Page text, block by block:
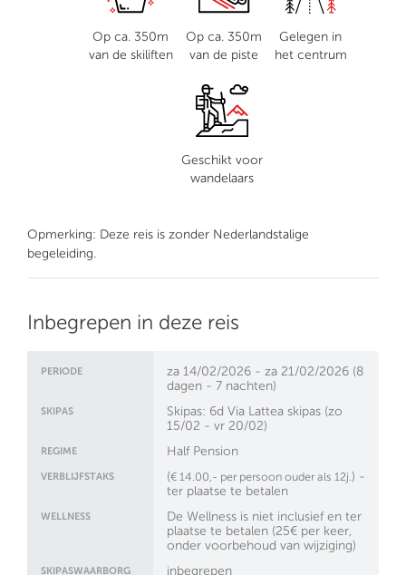
Op ca. 350m
van de skiliften
Op ca. 350m
van de piste
Gelegen in
het centrum
Geschikt voor
wandelaars
Opmerking: Deze reis is zonder Nederlandstalige
begeleiding.
Inbegrepen in deze reis
PERIODE
za 14/02/2026 - za 21/02/2026 (8
dagen - 7 nachten)
SKIPAS
Skipas: 6d Via Lattea skipas (zo
15/02 - vr 20/02)
REGIME Half Pension
VERBLIJFSTAKS (€ 14.00,- per persoon ouder als 12j.) -
ter plaatse te betalen
WELLNESS
De Wellness is niet inclusief en ter
plaatse te betalen (25€ per keer,
onder voorbehoud van wijziging)
SKIPASWAARBORG inbegrepen